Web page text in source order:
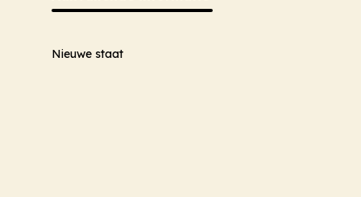
Nieuwe staat